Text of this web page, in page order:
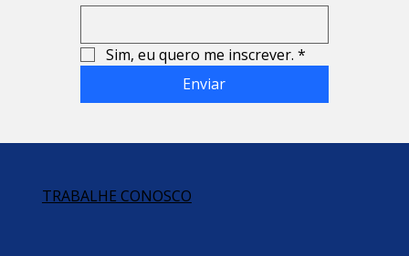
Sim, eu quero me inscrever. *
Enviar
TRABALHE CONOSCO